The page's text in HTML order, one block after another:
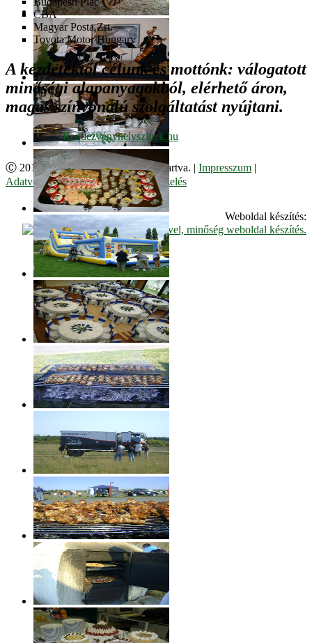
CBA
Magyar Posta Zrt.
Toyota Motor Hungary
A kezdetektől célunk és mottónk: válogatott
minőségi alapanyagokból, elérhető áron,
magas színvonalú szolgáltatást nyújtani.
Ⓒ 2017. Juzso Bt. Minden jog fenntartva. | Impresszum |
Adatvédelmi Szabályzat|Cookie kezelés
Weboldal készítés: